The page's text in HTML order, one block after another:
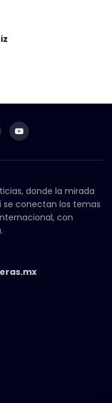
donde la mirada
conectan los temas
con